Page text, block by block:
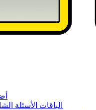
الباقات الأسئلة